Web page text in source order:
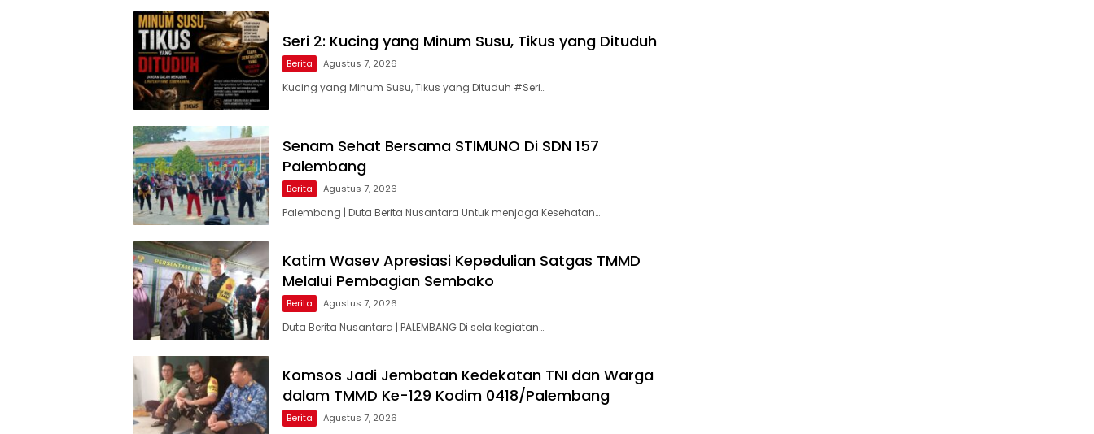
Seri 2: Kucing yang Minum Susu, Tikus yang Dituduh
Berita Agustus 7, 2026
Kucing yang Minum Susu, Tikus yang Dituduh #Seri…
Senam Sehat Bersama STIMUNO Di SDN 157
Palembang
Berita Agustus 7, 2026
Palembang | Duta Berita Nusantara Untuk menjaga Kesehatan…
Katim Wasev Apresiasi Kepedulian Satgas TMMD
Melalui Pembagian Sembako
Berita Agustus 7, 2026
Duta Berita Nusantara | PALEMBANG Di sela kegiatan…
Komsos Jadi Jembatan Kedekatan TNI dan Warga
dalam TMMD Ke-129 Kodim 0418/Palembang
Berita Agustus 7, 2026